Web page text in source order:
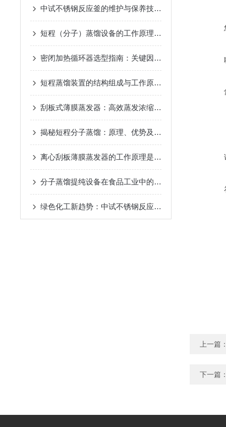
中试不锈钢反应釜的维护与保养技巧
短程（分子）蒸馏设备的工作原理及应用
密闭加热循环器选型指南：关键因素与考量
短程蒸馏装置的结构组成与工作原理
刮板式薄膜蒸发器：高效蒸发浓缩设备的深度解析
揭秘短程分子蒸馏：原理、优势及未来发展趋势
离心刮板薄膜蒸发器的工作原理是什么？
分子蒸馏提纯设备在食品工业中的应用
绿色化工新趋势：中试不锈钢反应釜的环保应用
上一篇
下一篇